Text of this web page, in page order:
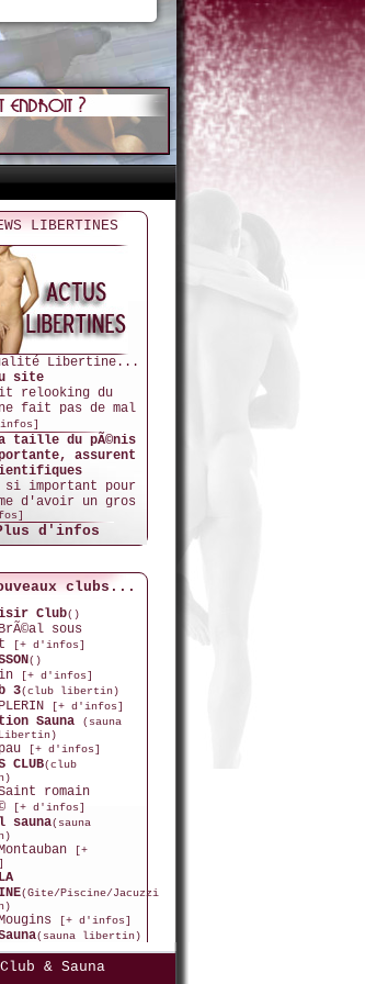
LIBERTINES
Libertine...
site
relooking du
fait pas de mal
taille du pÃ©nis
assurent
important pour
d'avoir un gros
d'infos
clubs...
Club()
sous
[+ d'infos]
()
[+ d'infos]
3(club libertin)
[+ d'infos]
Sauna
(sauna
[+ d'infos]
CLUB(club
romain
[+ d'infos]
sauna(sauna
[+
(Gite/Piscine/Jacuzzi
[+ d'infos]
(sauna libertin)
HAVRE[+ d'infos]
(club libertin)
& Sauna